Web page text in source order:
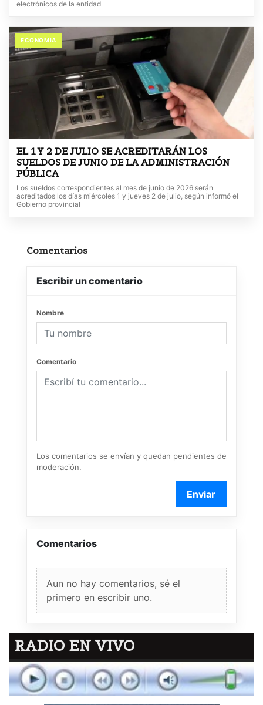
electrónicos de la entidad
ECONOMIA
EL 1 Y 2 DE JULIO SE ACREDITARÁN LOS
SUELDOS DE JUNIO DE LA ADMINISTRACIÓN
PÚBLICA
Los sueldos correspondientes al mes de junio de 2026 serán
acreditados los días miércoles 1 y jueves 2 de julio, según informó el
Gobierno provincial
Comentarios
Escribir un comentario
Nombre
Comentario
Los comentarios se envían y quedan pendientes de
moderación.
Enviar
Comentarios
Aun no hay comentarios, sé el
primero en escribir uno.
RADIO EN VIVO